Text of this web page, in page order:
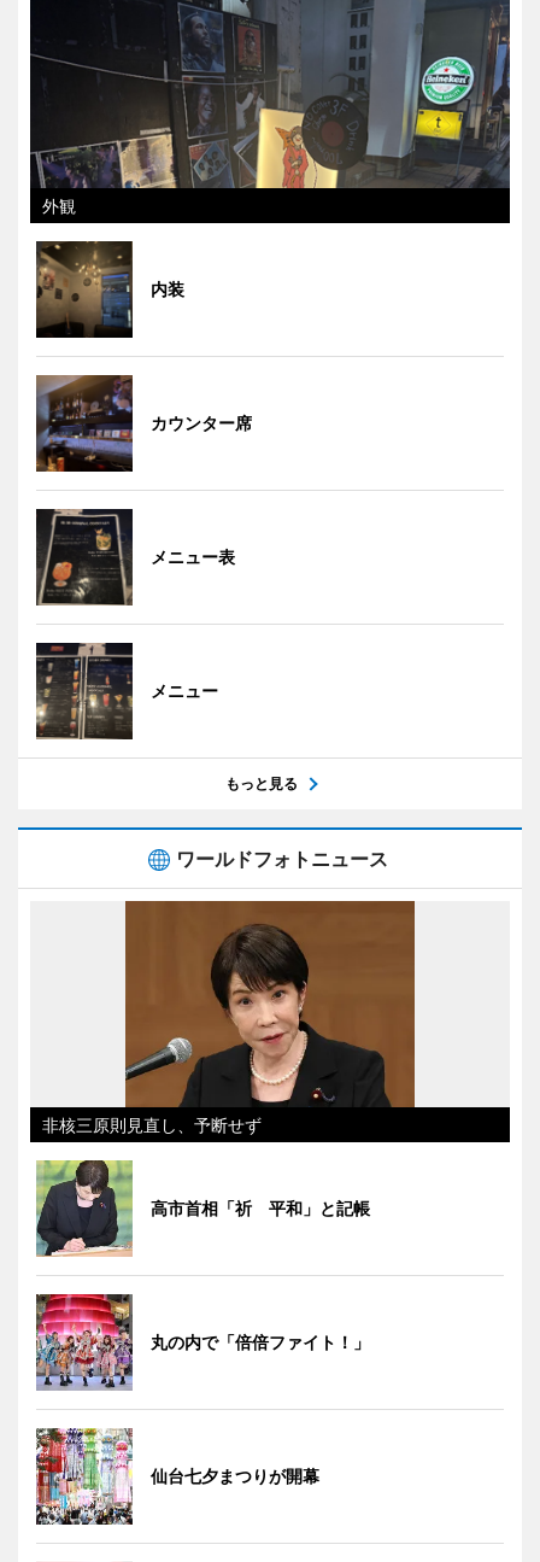
外観
内装
カウンター席
メニュー表
メニュー
もっと見る
ワールドフォトニュース
非核三原則見直し、予断せず
高市首相「祈 平和」と記帳
丸の内で「倍倍ファイト！」
仙台七夕まつりが開幕